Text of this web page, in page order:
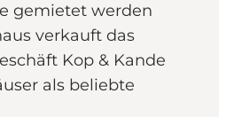
gemietet werden
verkauft das
Kop & Kande
als beliebte